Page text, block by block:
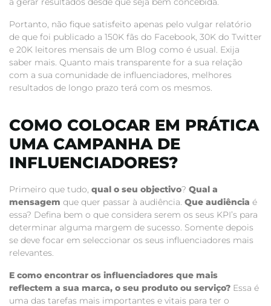
Portanto, não fique satisfeito apenas pelo vulgar relatório
de que foi publicado a 150K fãs do Facebook, 30K do Twitter
e 20K leitores mensais de um Blog como é usual. Exija
saber mais. Quanto mais transparente for a sua relação
com a sua comunidade de influenciadores, melhores
resultados de longo prazo terá com os mesmos.
COMO COLOCAR EM PRÁTICA
UMA CAMPANHA DE
INFLUENCIADORES?
Primeiro que tudo, qual o seu objectivo? Qual a
mensagem que quer passar à audiência. Que audiência é
essa? Defina bem o que considera serem os seus KPI’s para
determinar alguma margem de sucesso. Somente depois
se deve focar em seleccionar os seus influenciadores mais
relevantes.
E como encontrar os influenciadores que mais
reflectem a sua marca, o seu produto ou serviço? Essa é
uma das tarefas mais importantes e vitais para ter o